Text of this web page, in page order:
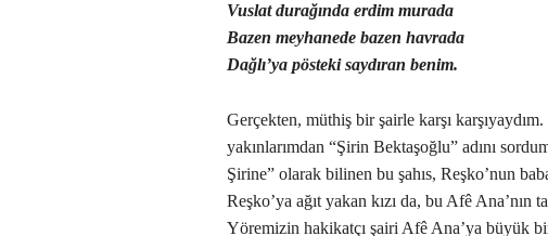
Vuslat durağında erdim murada
Bazen meyhanede bazen havrada
Dağlı’ya pösteki saydıran benim.
Gerçekten, müthiş bir şairle karşı karşıyaydım.
yakınlarımdan “Şirin Bektaşoğlu” adını
Şirine” olarak bilinen bu şahıs, Reşko’nun
Reşko’ya ağıt yakan kızı da, bu Afê Ana’nın
Yöremizin hakikatçı şairi Afê Ana’ya büyük